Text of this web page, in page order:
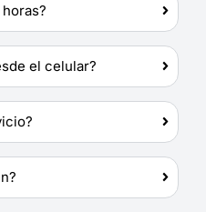
el celular?